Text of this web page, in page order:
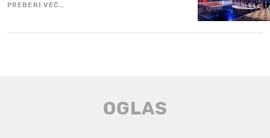
PREBERI VEČ…